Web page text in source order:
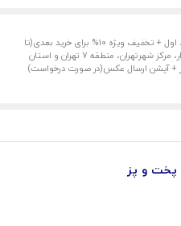
امتیازات این خرید: تخفیف تا 5% برای خرید اول + تخفیف ویژه 10% برای خرید بعدی(تا
30 روز با هماهنگی) + ارسال اقتصادی برای(بازار، مرکز شهرتهران، منطقه 7 تهران و استان
+ آپشن ارسال عکس(در صورت درخواست)
پخت و پز